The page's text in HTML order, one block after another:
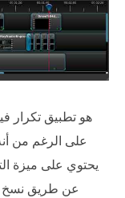
يحتوي على ميزة
عن طريق نسخ